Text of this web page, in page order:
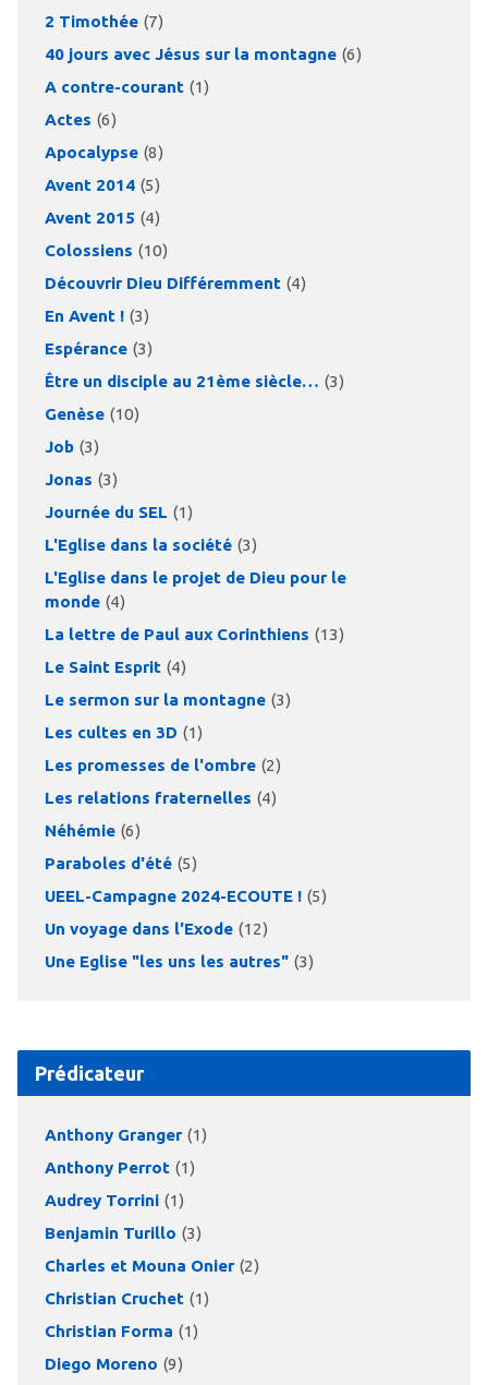
2 Timothée(7)
40 jours avec Jésus sur la montagne(6)
A contre-courant(1)
Actes (6)
Apocalypse(8)
Avent 2014(5)
Avent 2015 (4)
Colossiens (10)
Découvrir Dieu Différemment(4)
En Avent !(3)
Espérance(3)
Être un disciple au 21ème siècle… (3)
Genèse(10)
Job(3)
Jonas (3)
Journée du SEL (1)
L'Eglise dans la société(3)
L'Eglise dans le projet de Dieu pour le
monde(4)
La lettre de Paul aux Corinthiens (13)
Le Saint Esprit(4)
Le sermon sur la montagne(3)
Les cultes en 3D (1)
Les promesses de l'ombre(2)
Les relations fraternelles (4)
Néhémie(6)
Paraboles d'été(5)
UEEL-Campagne 2024-ECOUTE !(5)
Un voyage dans l'Exode(12)
Une Eglise "les uns les autres"(3)
Prédicateur
Anthony Granger(1)
Anthony Perrot(1)
Audrey Torrini(1)
Benjamin Turillo (3)
Charles et Mouna Onier(2)
Christian Cruchet(1)
Christian Forma (1)
Diego Moreno (9)